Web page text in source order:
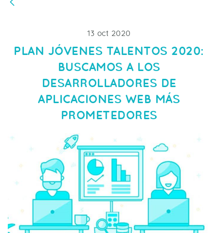
13 oct 2020
PLAN JÓVENES TALENTOS 2020:
BUSCAMOS A LOS
DESARROLLADORES DE
APLICACIONES WEB MÁS
PROMETEDORES